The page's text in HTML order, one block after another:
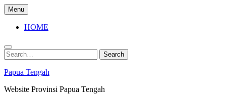
Skip
to
content
Menu
HOME
Search
for:
Search
Papua Tengah
Website Provinsi Papua Tengah